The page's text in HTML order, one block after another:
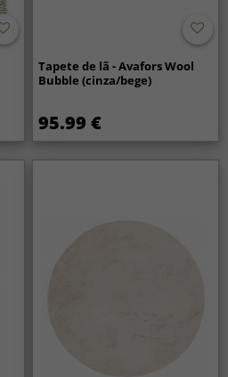
Tapete de lã - Avafors Wool
Bubble (cinza/bege)
95.99 €